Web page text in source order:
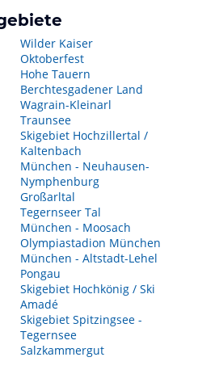
Wilder Kaiser
Oktoberfest
Hohe Tauern
Berchtesgadener Land
Wagrain-Kleinarl
Traunsee
Skigebiet Hochzillertal /
Kaltenbach
München - Neuhausen-
Nymphenburg
Großarltal
Tegernseer Tal
München - Moosach
Olympiastadion München
München - Altstadt-Lehel
Pongau
Skigebiet Hochkönig / Ski
Amadé
Skigebiet Spitzingsee -
Tegernsee
Salzkammergut